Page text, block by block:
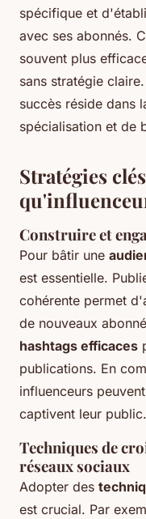
spécifique et
avec ses abonnés.
souvent plus
sans stratégie
succès réside dans
spécialisation et de
Stratégies
Construire et
Pour bâtir une
est essentielle.
cohérente permet
de nouveaux
hashtags efficaces
publications. En
influenceurs
captivent leur public.
Techniques de
réseaux sociaux
Adopter des
est crucial. Par